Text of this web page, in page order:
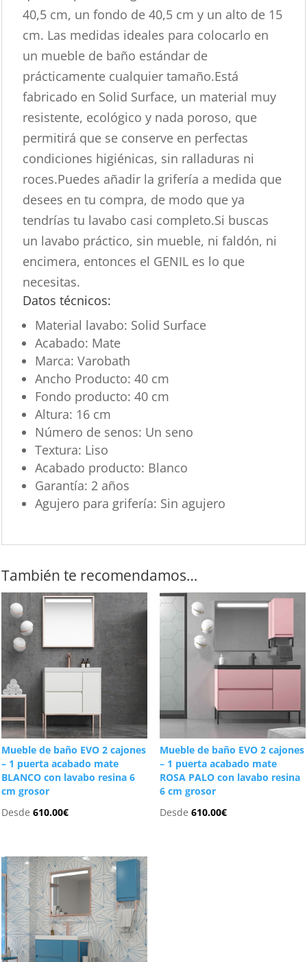
40,5 cm, un fondo de 40,5 cm y un alto de 15
cm. Las medidas ideales para colocarlo en
un mueble de baño estándar de
prácticamente cualquier tamaño.Está
fabricado en Solid Surface, un material muy
resistente, ecológico y nada poroso, que
permitirá que se conserve en perfectas
condiciones higiénicas, sin ralladuras ni
roces.Puedes añadir la grifería a medida que
desees en tu compra, de modo que ya
tendrías tu lavabo casi completo.Si buscas
un lavabo práctico, sin mueble, ni faldón, ni
encimera, entonces el GENIL es lo que
necesitas.
Datos técnicos:
Material lavabo: Solid Surface
Acabado: Mate
Marca: Varobath
Ancho Producto: 40 cm
Fondo producto: 40 cm
Altura: 16 cm
Número de senos: Un seno
Textura: Liso
Acabado producto: Blanco
Garantía: 2 años
Agujero para grifería: Sin agujero
También te recomendamos…
Mueble de baño EVO 2 cajones
– 1 puerta acabado mate
BLANCO con lavabo resina 6
cm grosor
Desde610.00€
Mueble de baño EVO 2 cajones
– 1 puerta acabado mate
ROSA PALO con lavabo resina
6 cm grosor
Desde 610.00€